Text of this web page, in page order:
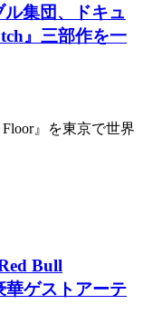
集団、ドキュ
』三部作を一
』を東京で世界
Bull
華ゲストアーテ